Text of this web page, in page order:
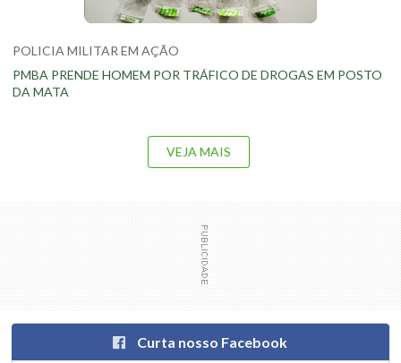
POLICIA MILITAR EM AÇÃO
PMBA PRENDE HOMEM POR TRÁFICO DE DROGAS EM POSTO
DA MATA
VEJA MAIS
Curta nosso Facebook